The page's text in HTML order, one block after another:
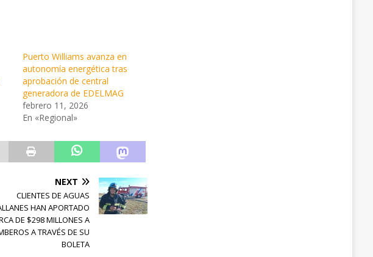
Puerto Williams avanza en
autonomía energética tras
aprobación de central
generadora de EDELMAG
febrero 11, 2026
En «Regional»
NEXT
CLIENTES DE AGUAS
HAN APORTADO
DE $298 MILLONES A
A TRAVÉS DE SU
BOLETA